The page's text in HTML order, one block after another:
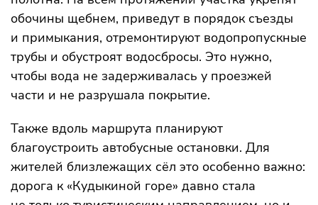
обочины щебнем, приведут в порядок съезды
и примыкания, отремонтируют водопропускные
трубы и обустроят водосбросы. Это нужно,
чтобы вода не задерживалась у проезжей
части и не разрушала покрытие.
Также вдоль маршрута планируют
благоустроить автобусные остановки. Для
жителей близлежащих сёл это особенно важно:
дорога к «Кудыкиной горе» давно стала